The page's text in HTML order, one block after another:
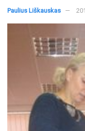
Paulius Liškauskas